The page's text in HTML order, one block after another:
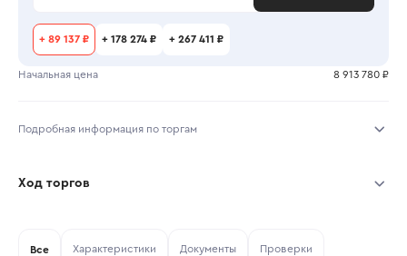
+ 89 137 ₽ + 178 274 ₽ + 267 411 ₽
Начальная цена 8 913 780 ₽
Подробная информация по торгам
Тип аукциона: Открытые торги
Ход торгов
Все Характеристики Документы Проверки